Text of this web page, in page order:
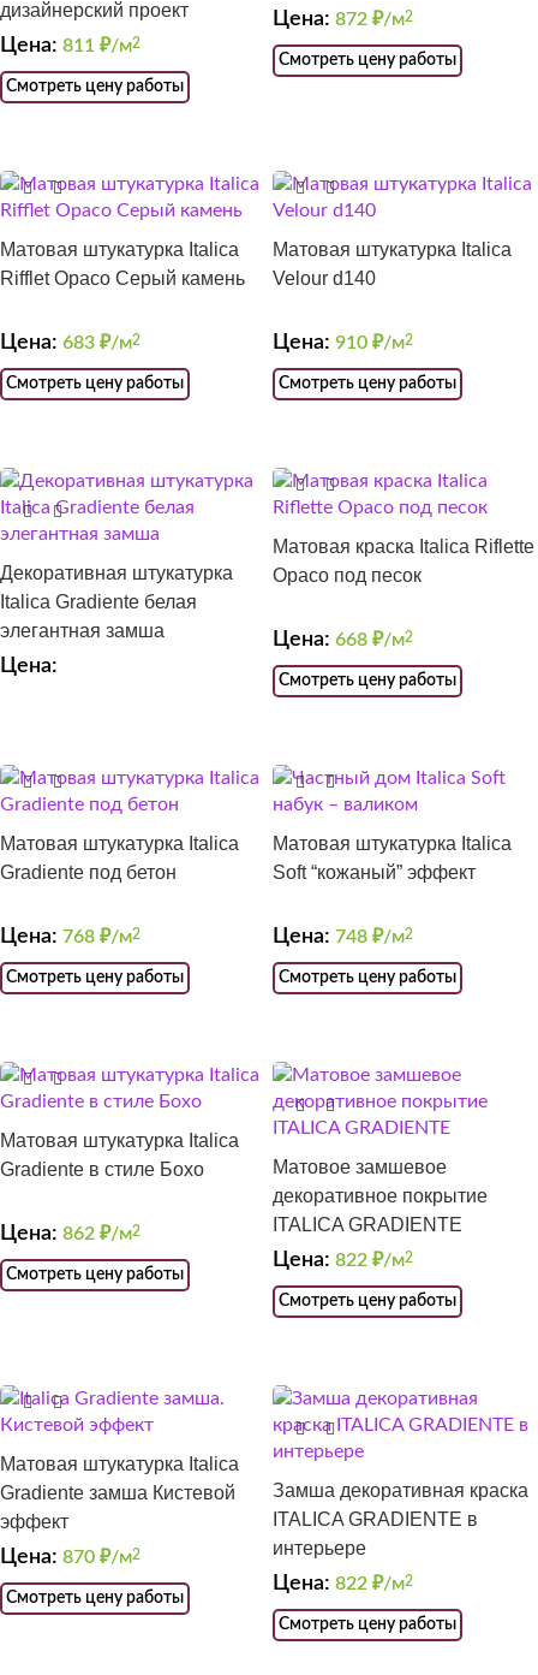
дизайнерский проект
Цена: 811 ₽/м2
Смотреть цену работы
Цена: 872 ₽/м2
Смотреть цену работы
Матовая штукатурка Italica
Rifflet Opaco Серый камень
Цена: 683 ₽/м2
Смотреть цену работы
Матовая штукатурка Italica
Velour d140
Цена: 910 ₽/м2
Смотреть цену работы
Декоративная штукатурка
Italica Gradiente белая
элегантная замша
Цена:
Матовая краска Italica Riflette
Opaco под песок
Цена: 668 ₽/м2
Смотреть цену работы
Матовая штукатурка Italica
Gradiente под бетон
Цена: 768 ₽/м2
Смотреть цену работы
Матовая штукатурка Italica
Soft “кожаный” эффект
Цена: 748 ₽/м2
Смотреть цену работы
Матовая штукатурка Italica
Gradiente в стиле Бохо
Цена: 862 ₽/м2
Смотреть цену работы
Матовое замшевое
декоративное покрытие
ITALICA GRADIENTE
Цена: 822 ₽/м2
Смотреть цену работы
Матовая штукатурка Italica
Gradiente замша Кистевой
эффект
Цена: 870 ₽/м2
Смотреть цену работы
Замша декоративная краска
ITALICA GRADIENTE в
интерьере
Цена: 822 ₽/м2
Смотреть цену работы